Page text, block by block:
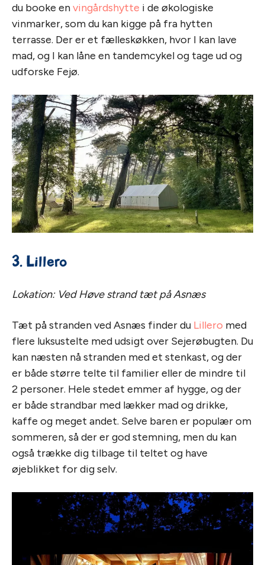
du booke envingårdshytte i de økologiske
vinmarker, som du kan kigge på fra hytten
terrasse. Der er et fælleskøkken, hvor I kan lave
mad, og I kan låne en tandemcykel og tage ud og
udforske Fejø.
3. Lillero
Lokation: Ved Høve strand tæt på Asnæs
Tæt på stranden ved Asnæs finder du Lillero med
flere luksustelte med udsigt over Sejerøbugten. Du
kan næsten nå stranden med et stenkast, og der
er både større telte til familier eller de mindre til
2 personer. Hele stedet emmer af hygge, og der
er både strandbar med lækker mad og drikke,
kaffe og meget andet. Selve baren er populær om
sommeren, så der er god stemning, men du kan
også trække dig tilbage til teltet og have
øjeblikket for dig selv.